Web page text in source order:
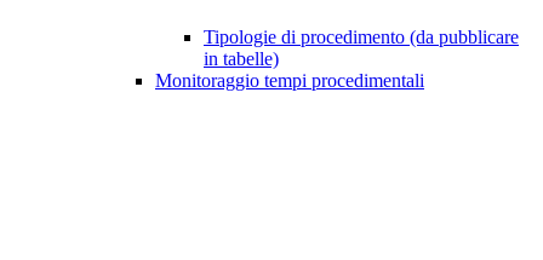
Tipologie di procedimento (da pubblicare
in tabelle)
Monitoraggio tempi procedimentali